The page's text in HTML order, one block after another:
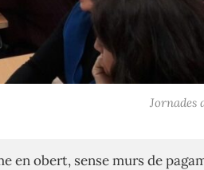
Jornades
en obert, sense murs de